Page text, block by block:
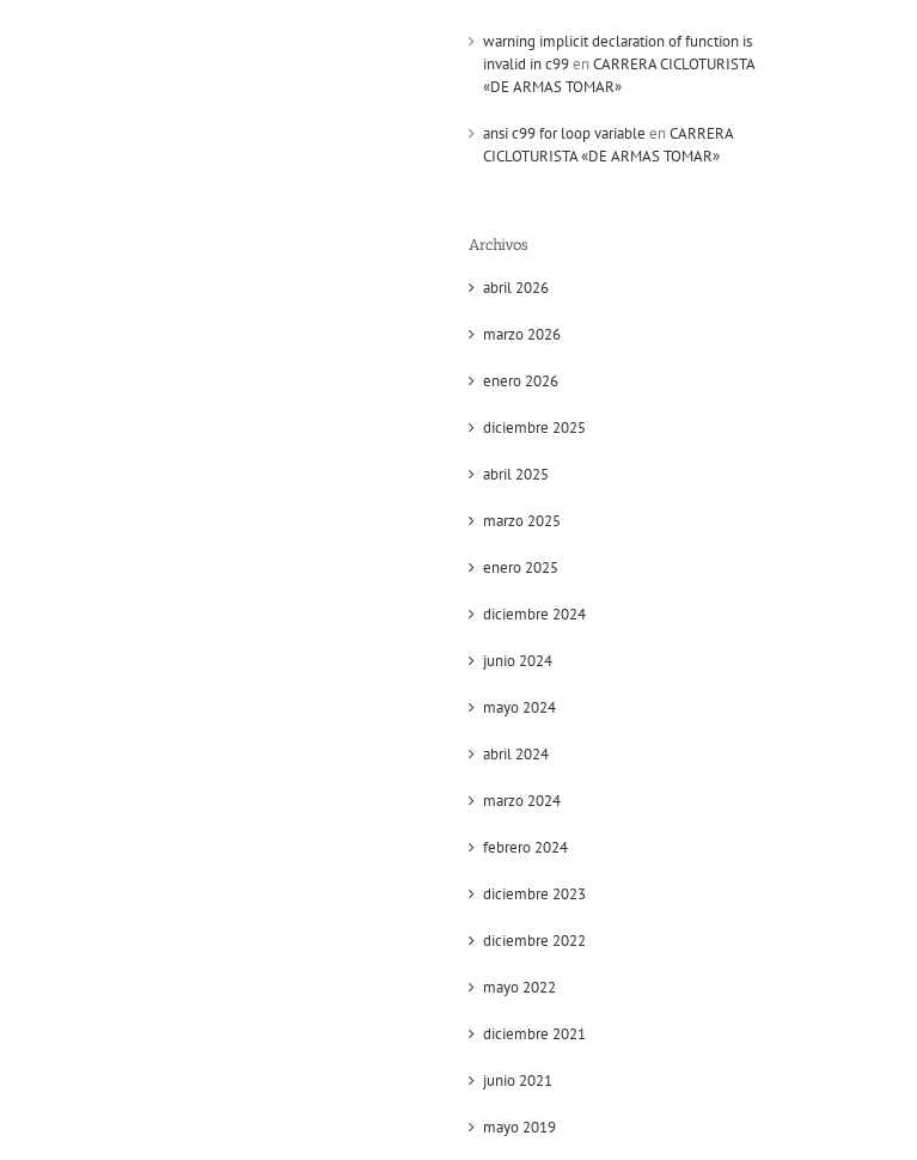
warning implicit declaration of function is
invalid in c99enCARRERA CICLOTURISTA
«DE ARMAS TOMAR»
ansi c99 for loop variable enCARRERA
CICLOTURISTA «DE ARMAS TOMAR»
Archivos
abril 2026
marzo 2026
enero 2026
diciembre 2025
abril 2025
marzo 2025
enero 2025
diciembre 2024
junio 2024
mayo 2024
abril 2024
marzo 2024
febrero 2024
diciembre 2023
diciembre 2022
mayo 2022
diciembre 2021
junio 2021
mayo 2019